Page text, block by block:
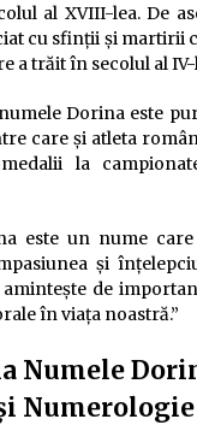
al XVIII-lea. De
cu sfinții și martirii
a trăit în secolul al IV-
Dorina este
care și atleta
la
este un nume care
și
de
în viața noastră.”
Numele
Numerologie